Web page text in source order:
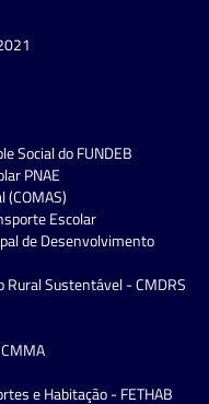
Social do FUNDEB
PNAE
(COMAS)
Escolar
de Desenvolvimento
Sustentável - CMDRS
e Habitação - FETHAB